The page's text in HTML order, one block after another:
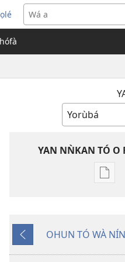
YAN NǸKAN TÓ O
Bó
wa
Pa
Dà
OHUN TÓ WÀ